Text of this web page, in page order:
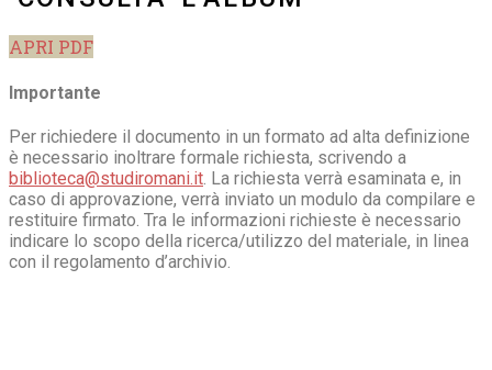
APRI PDF
Importante
Per richiedere il documento in un formato ad alta definizione
è necessario inoltrare formale richiesta, scrivendo a
biblioteca@studiromani.it. La richiesta verrà esaminata e, in
caso di approvazione, verrà inviato un modulo da compilare e
restituire firmato. Tra le informazioni richieste è necessario
indicare lo scopo della ricerca/utilizzo del materiale, in linea
con il regolamento d’archivio.